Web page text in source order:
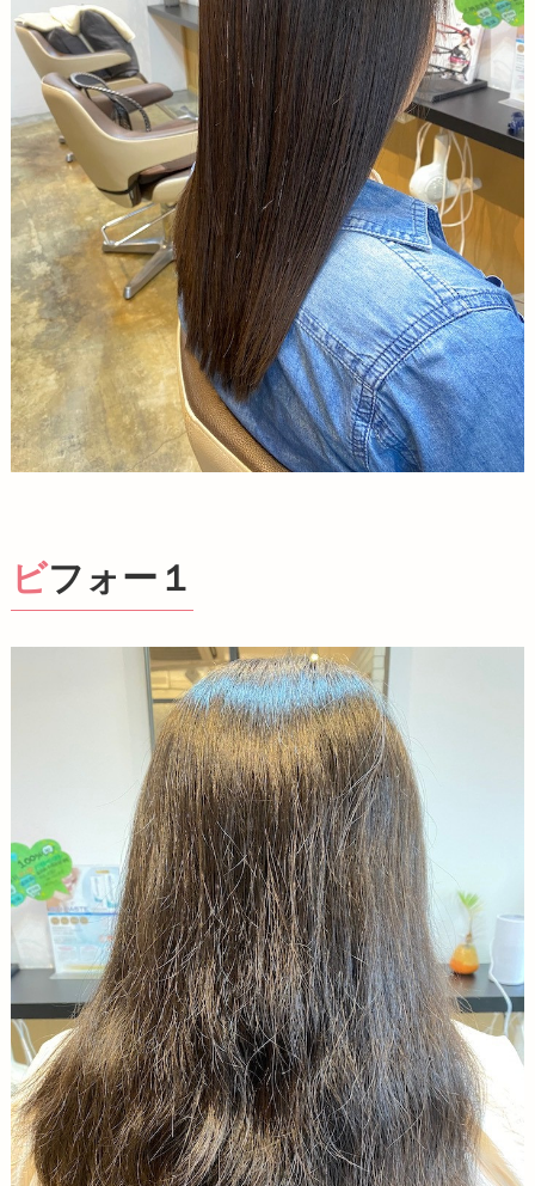
ビフォー１